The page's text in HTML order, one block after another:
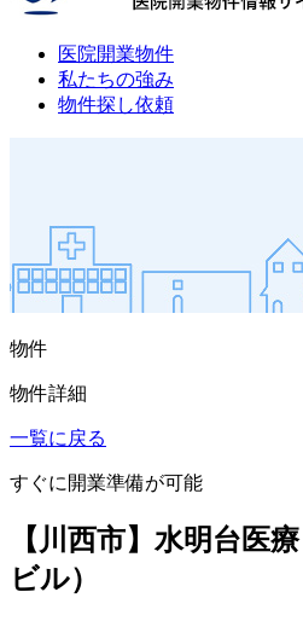
医院開業物件
私たちの強み
物件探し依頼
物件
物件詳細
一覧に戻る
すぐに開業準備が可能
【川西市】水明台医
ビル）